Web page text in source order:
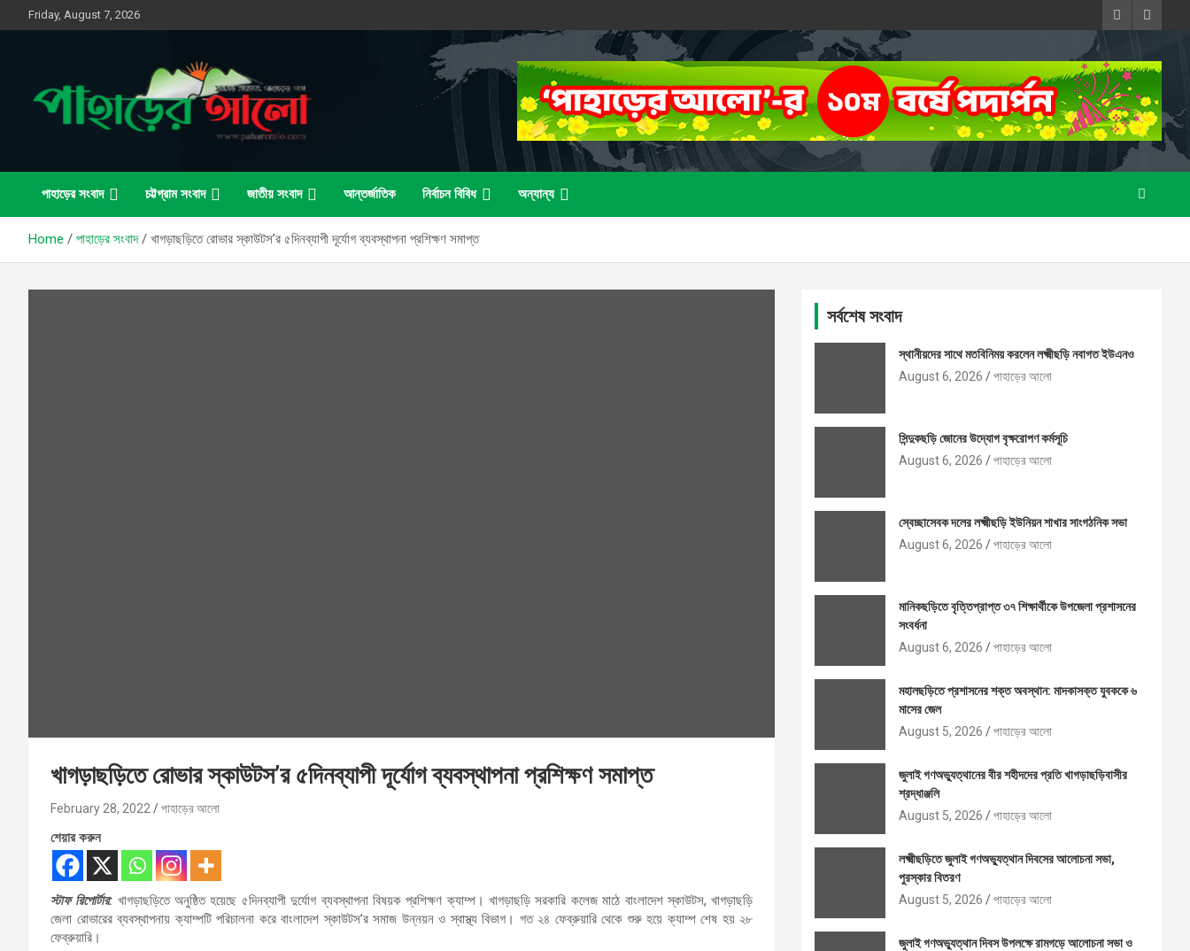
to
Friday, August 7, 2026
পাহাড়ের আলো
পাহাড়ের সংবাদ চট্টগ্রাম সংবাদ জাতীয় সংবাদ আন্তর্জাতিক নির্বাচন বিবিধ অন্যান্য
Home পাহাড়ের সংবাদ খাগড়াছড়িতে রোভার স্কাউটস’র ৫দিনব্যাপী দূর্যোগ ব্যবস্থাপনা প্রশিক্ষণ সমাপ্ত
খাগড়াছড়িতে রোভার স্কাউটস’র ৫দিনব্যাপী দূর্যোগ ব্যবস্থাপনা প্রশিক্ষণ সমাপ্ত
February 28, 2022 পাহাড়ের আলো
শেয়ার করুন
স্টাফ রিপোর্টার: খাগড়াছড়িতে অনুষ্ঠিত হয়েছে ৫দিনব্যাপী দুর্যোগ ব্যবস্থাপনা বিষয়ক প্রশিক্ষণ ক্যাম্প। খাগড়াছড়ি সরকারি কলেজ মাঠে বাংলাদেশ স্কাউটস, খাগড়াছড়ি
জেলা রোভারের ব্যবস্থাপনায় ক্যাম্পটি পরিচালনা করে বাংলাদেশ স্কাউটস’র সমাজ উন্নয়ন ও স্বাস্থ্য বিভাগ। গত ২৪ ফেব্রুয়ারি থেকে শুরু হয়ে ক্যাম্প শেষ হয় ২৮
ফেব্রুয়ারি।
সর্বশেষ সংবাদ
স্থানীয়দের সাথে মতবিনিময় করলেন লক্ষ্মীছড়ি নবাগত ইউএনও
August 6, 2026
পাহাড়ের আলো
সিন্দুকছড়ি জোনের উদ্যোগ বৃক্ষরোপণ কর্মসূচি
August 6, 2026
পাহাড়ের আলো
স্বেচ্ছাসেবক দলের লক্ষ্মীছড়ি ইউনিয়ন শাখার সাংগঠনিক সভা
August 6, 2026
পাহাড়ের আলো
মানিকছড়িতে বৃত্তিপ্রাপ্ত ৩৭ শিক্ষার্থীকে উপজেলা প্রশাসনের
সংবর্ধনা
August 6, 2026
পাহাড়ের আলো
মহালছড়িতে প্রশাসনের শক্ত অবস্থান: মাদকাসক্ত যুবককে ৬
মাসের জেল
August 5, 2026
পাহাড়ের আলো
জুলাই গণঅভ্যুত্থানের বীর শহীদদের প্রতি খাগড়াছড়িবাসীর
শ্রদ্ধাঞ্জলি
August 5, 2026
পাহাড়ের আলো
লক্ষ্মীছড়িতে জুলাই গণঅভ্যুত্থান দিবসের আলোচনা সভা,
পুরস্কার বিতরণ
August 5, 2026
পাহাড়ের আলো
জুলাই গণঅভ্যুত্থান দিবস উপলক্ষে রামগড়ে আলোচনা সভা ও